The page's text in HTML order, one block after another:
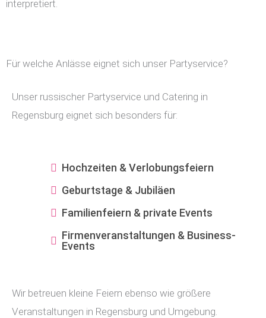
interpretiert.
Für welche Anlässe eignet sich unser Partyservice?
Unser russischer Partyservice und Catering in
Regensburg eignet sich besonders für:
Hochzeiten & Verlobungsfeiern
Geburtstage & Jubiläen
Familienfeiern & private Events
Firmenveranstaltungen & Business-
Events
Wir betreuen kleine Feiern ebenso wie größere
Veranstaltungen in Regensburg und Umgebung.